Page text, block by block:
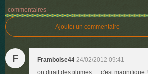
commentaires
Ajouter un commentaire
F Framboise44 24/02/2012 09:41
on dirait des plumes .... c'est magnifique !